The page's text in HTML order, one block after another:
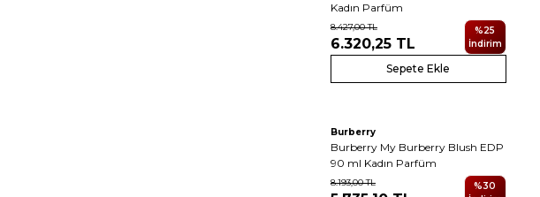
Kadın Parfüm
8.427,00TL
6.320,25 TL
%25
İndirim
Sepete Ekle
Burberry
Burberry My Burberry Blush EDP
90 ml Kadın Parfüm
8.193,00TL %30